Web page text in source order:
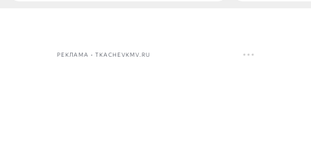
РЕКЛАМА • TKACHEVKMV.RU